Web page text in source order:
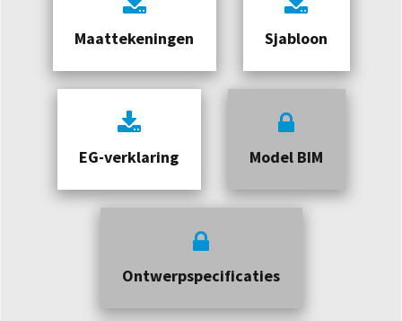
Maattekeningen Sjabloon
EG-verklaring Model BIM
Ontwerpspecificaties